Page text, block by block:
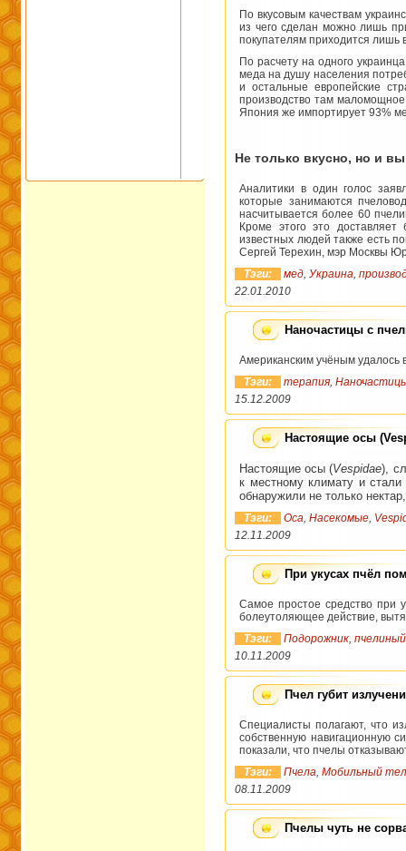
По вкусовым качествам
из чего сделан можно лишь
покупателям приходится лишь
По расчету на одного
меда на душу населения
и остальные европейские
производство там
Япония же импортирует 93%
Не только вкусно, но и
Аналитики в один голос
которые занимаются
насчитывается более 60
Кроме этого это
известных людей также есть
Сергей Терехин, мэр Москвы
Тэги:
мед, Украина,
22.01.2010
Наночастицы с
Американским учёным
Тэги:
терапия,
15.12.2009
Настоящие осы
Настоящие осы (Vespidae),
к местному климату и
обнаружили не только
Тэги: Оса, Насекомые,
12.11.2009
При укусах пчёл
Самое простое средство при
болеутоляющее действие,
Тэги:
Подорожник,
10.11.2009
Пчел губит
Специалисты полагают, что
собственную навигационную
показали, что пчелы
Тэги:
Пчела, Мобильный
08.11.2009
Пчелы чуть не